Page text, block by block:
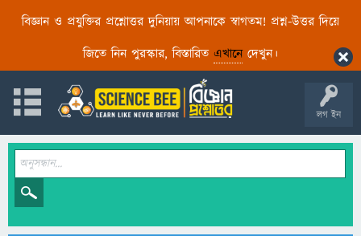
বিজ্ঞান ও প্রযুক্তির প্রশ্নোত্তর দুনিয়ায় আপনাকে স্বাগতম! প্রশ্ন-উত্তর দিয়ে
জিতে নিন পুরস্কার, বিস্তারিত এখানেদেখুন।
লগ ইন